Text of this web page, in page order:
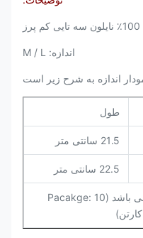
اندازه: M / L
طول
21.5 سانتی متر
22.5 سانتی متر
اظهارات: نوع 12 "می تواند سفارشی باشد (Pacakge: 10